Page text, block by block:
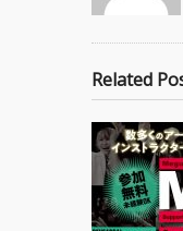
Related